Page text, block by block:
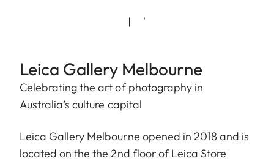
Leica Gallery Melbourne
Celebrating the art of photography in
Australia’s culture capital
Leica Gallery Melbourne opened in 2018 and is
located on the the 2nd floor of Leica Store